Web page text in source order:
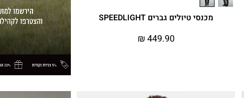
מכנסי טיולים גברים SPEEDLIGHT
₪449.90